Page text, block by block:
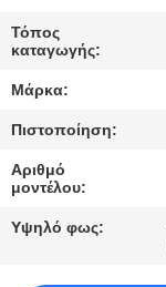
ΈΛΕΓΧΟΣ
ΕΛΆΤΕ
ΣΕ
ΕΠΑΦΉ
Τόπος
καταγωγής:
Μάρκα:
Πιστοποίηση:
Αριθμό
μοντέλου:
Υψηλό φως: